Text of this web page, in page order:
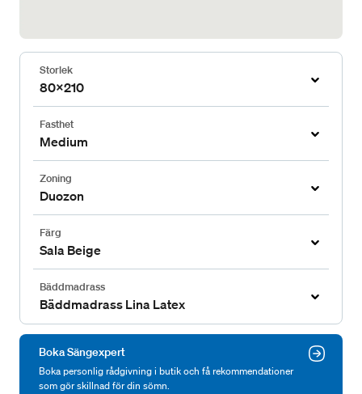
Storlek
80x210
Fasthet
Medium
Zoning
Duozon
Färg
Sala Beige
Bäddmadrass
Bäddmadrass Lina Latex
Boka Sängexpert
Boka personlig rådgivning i butik och få rekommendationer
som gör skillnad för din sömn.